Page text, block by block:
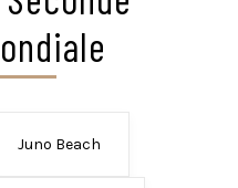
Juno Beach